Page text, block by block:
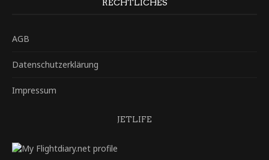
RECHTLICHES
AGB
Datenschutzerklärung
Impressum
JETLIFE